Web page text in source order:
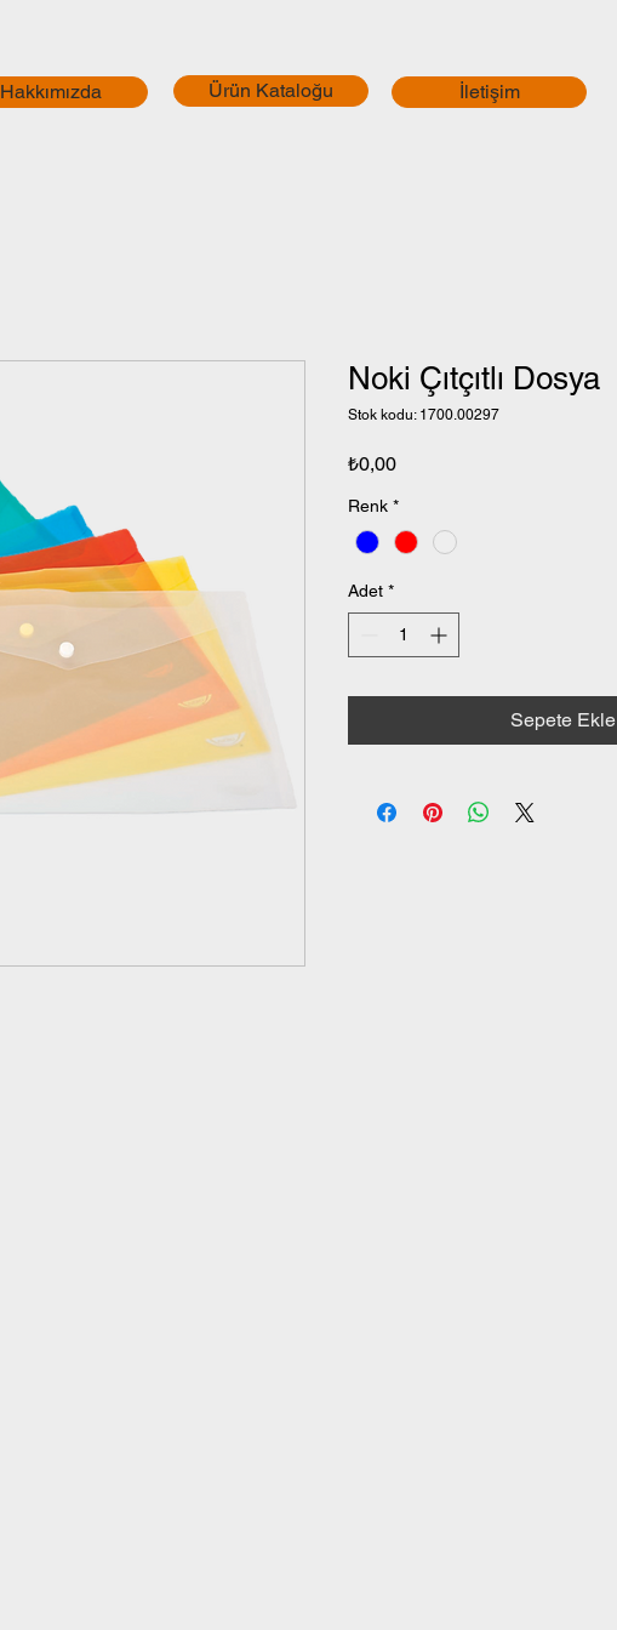
Hakkımızda Ürün Kataloğu İletişim
Noki Çıtçıtlı Dosya
Stok kodu: 1700.00297
₺0,00Fiyat
Renk *
Adet *
Sepete Ekle